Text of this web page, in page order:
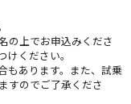
の上でお申込みくださ
ください。
もあります。また、試乗
すのでご了承くださ